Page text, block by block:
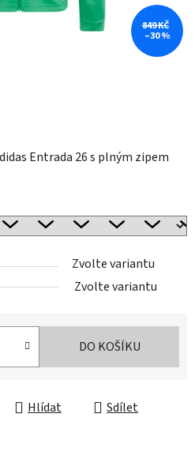
Entrada 26 s plným zipem
Zvolte variantu
Zvolte variantu
DO KOŠÍKU
Hlídat Sdílet
849 KČ
–30 %